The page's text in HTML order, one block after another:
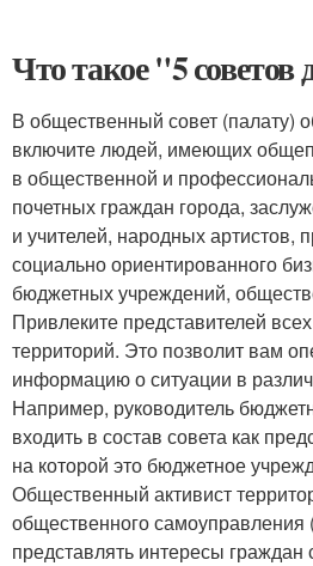
Что такое "5 советов
В общественный совет (палату)
включите людей, имеющих
в общественной и
почетных граждан города,
и учителей, народных артистов,
социально ориентированного
бюджетных учреждений,
Привлеките представителей
территорий. Это позволит вам
информацию о ситуации в
Например, руководитель
входить в состав совета как
на которой это бюджетное
Общественный активист
общественного самоуправления
представлять интересы граждан